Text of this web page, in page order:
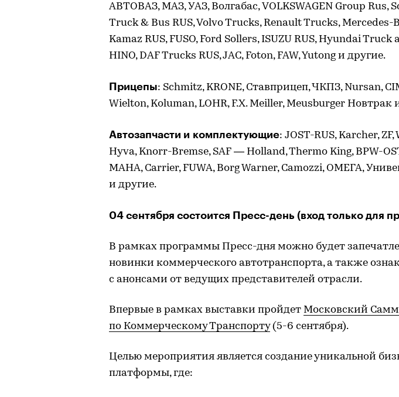
АВТОВАЗ, МАЗ, УАЗ, Волгабас, VOLKSWAGEN Group Rus,
Truck & Bus RUS, Volvo Trucks, Renault Trucks, Mercedes-
Kamaz RUS, FUSO, Ford Sollers, ISUZU RUS, Hyundai Truck
HINO, DAF Trucks RUS, JAC, Foton, FAW, Yutong и другие.
Прицепы: Schmitz, KRONE, Ставприцеп, ЧКПЗ, Nursan,
Wielton, Koluman, LOHR, F.X. Meiller, Meusburger Новтрак
Автозапчасти и комплектующие: JOST-RUS, Karcher,
Hyva, Knorr-Bremse, SAF — Holland, Thermo King, BPW-
MAHA, Carrier, FUWA, Borg Warner, Camozzi, ОМЕГА,
и другие.
04 сентября состоится Пресс-день (вход только для
В рамках программы Пресс-дня можно будет
новинки коммерческого автотранспорта, а также
с анонсами от ведущих представителей отрасли.
Впервые в рамках выставки пройдет Московский
по Коммерческому Транспорту(5-6 сентября).
Целью мероприятия является создание уникальной
платформы, где: